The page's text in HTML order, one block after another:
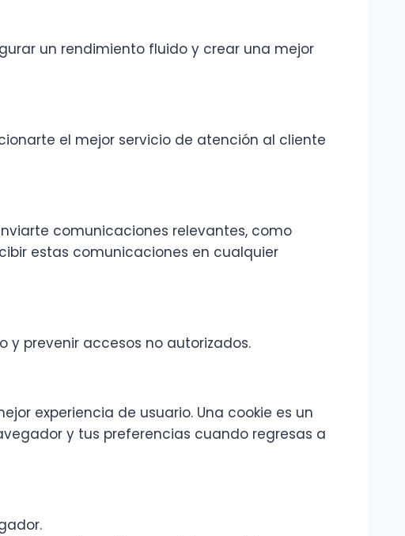
un rendimiento fluido y crear una mejor
el mejor servicio de atención al cliente
comunicaciones relevantes, como
estas comunicaciones en cualquier
y prevenir accesos no autorizados.
experiencia de usuario. Una cookie es un
y tus preferencias cuando regresas a